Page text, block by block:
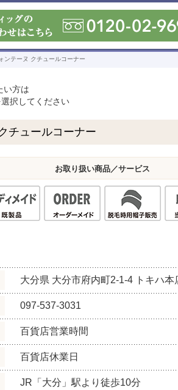
ンテーヌ クチュールコーナー
い方は
択してください
チュールコーナー
お取り扱い商品／サービス
大分県 大分市府内町2-1-4 トキハ本
097-537-3031
百貨店営業時間
百貨店休業日
JR「大分」駅より徒歩10分